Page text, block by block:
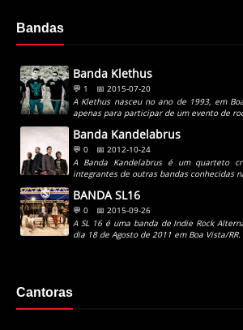
Bandas
Banda Klethus
💬 1
📅 2015-07-20
A Klethus nasceu no ano de 1993, em
apenas para participar de um evento de
Banda Kandelabrus
💬 0
📅 2012-10-24
A Banda Kandelabrus é um quarteto
integrantes de outras bandas conhecidas
BANDA SL16
💬 0
📅 2015-09-26
A SL 16 é uma banda de Indie Rock
dia 18 de Agosto de 2011 em Boa Vista/RR.
Cantoras